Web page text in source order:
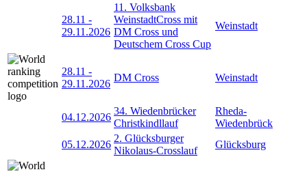
28.11 -
29.11.2026
11. Volksbank
WeinstadtCross mit
DM Cross und
Deutschem Cross Cup
Weinstadt
28.11 -
29.11.2026
DM Cross Weinstadt
04.12.2026
34. Wiedenbrücker
Christkindllauf
Rheda-
Wiedenbrück
05.12.2026
2. Glücksburger
Nikolaus-Crosslauf
Glücksburg